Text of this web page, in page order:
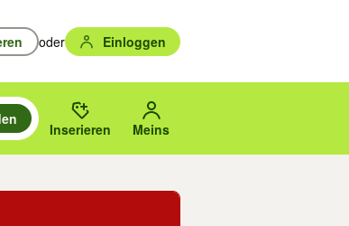
oder Einloggen
und mit Eingabetaste auswählen.
oder Vorschläge mit den Pfeiltasten nach oben/
Orts oder PLZ.
Inserieren Meins